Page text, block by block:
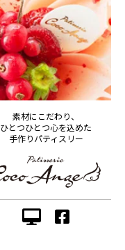
素材にこだわり、
ひとつひとつ心を込めた
手作りパティスリー